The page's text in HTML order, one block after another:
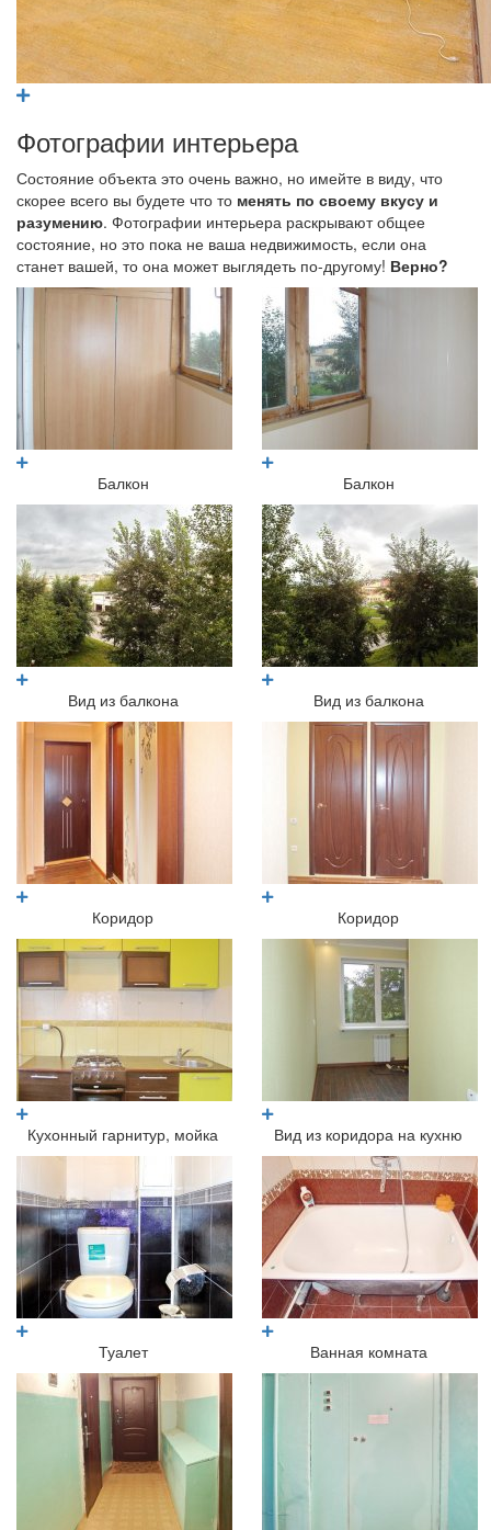
Фотографии интерьера
Состояние объекта это очень важно, но имейте в виду, что
скорее всего вы будете что то менять по своему вкусу и
разумению. Фотографии интерьера раскрывают общее
состояние, но это пока не ваша недвижимость, если она
станет вашей, то она может выглядеть по-другому! Верно?
Балкон Балкон
Вид из балкона Вид из балкона
Коридор Коридор
Кухонный гарнитур, мойка Вид из коридора на кухню
Туалет Ванная комната